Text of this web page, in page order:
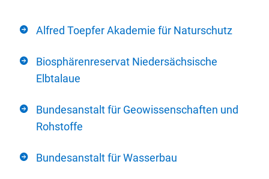
Alfred Toepfer Akademie für Naturschutz
Biosphärenreservat Niedersächsische
Elbtalaue
Bundesanstalt für Geowissenschaften und
Rohstoffe
Bundesanstalt für Wasserbau